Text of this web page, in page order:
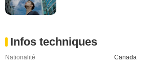
Infos techniques
Nationalité
Canada